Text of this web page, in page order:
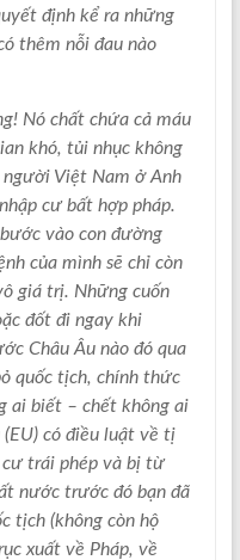
định kể ra những
thêm nỗi đau nào
Nó chất chứa cả máu
khó, tủi nhục không
Việt Nam ở Anh
cư bất hợp pháp.
vào con đường
của mình sẽ chỉ còn
giá trị. Những cuốn
đốt đi ngay khi
Châu Âu nào đó qua
quốc tịch, chính thức
ai biết – chết không ai
(EU) có điều luật về tị
cư trái phép và bị từ
nước trước đó bạn đã
tịch (không còn hộ
xuất về Pháp, về